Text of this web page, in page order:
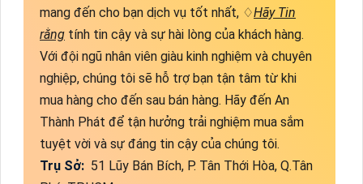
mang đến cho bạn dịch vụ tốt nhất, ♢Hãy Tin
rằng tính tin cậy và sự hài lòng của khách hàng.
Với đội ngũ nhân viên giàu kinh nghiệm và chuyên
nghiệp, chúng tôi sẽ hỗ trợ bạn tận tâm từ khi
mua hàng cho đến sau bán hàng. Hãy đến An
Thành Phát để tận hưởng trải nghiệm mua sắm
tuyệt vời và sự đáng tin cậy của chúng tôi.
Trụ Sở: 51 Lũy Bán Bích, P. Tân Thới Hòa, Q.Tân